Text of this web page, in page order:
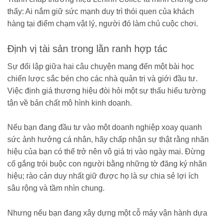
thấy: Ai nắm giữ sức mạnh duy trì thói quen của khách
hàng tại điểm chạm vật lý, người đó làm chủ cuộc chơi.
Định vị tài sản trong lằn ranh hợp tác
Sự đối lập giữa hai câu chuyện mang đến một bài học
chiến lược sắc bén cho các nhà quản trị và giới đầu tư.
Việc định giá thương hiệu đòi hỏi một sự thấu hiểu tường
tận về bản chất mô hình kinh doanh.
Nếu bạn đang đầu tư vào một doanh nghiệp xoay quanh
sức ảnh hưởng cá nhân, hãy chấp nhận sự thật rằng nhãn
hiệu của bạn có thể trở nên vô giá trị vào ngày mai. Đừng
cố gắng trói buộc con người bằng những tờ đăng ký nhãn
hiệu; rào cản duy nhất giữ được họ là sự chia sẻ lợi ích
sâu rộng và tầm nhìn chung.
Nhưng nếu bạn đang xây dựng một cỗ máy vận hành dựa